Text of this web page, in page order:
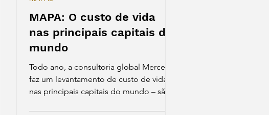
MAPA: O custo de vida
nas principais capitais do
mundo
Todo ano, a consultoria global Mercer
faz um levantamento de custo de vida
nas principais capitais do mundo – são